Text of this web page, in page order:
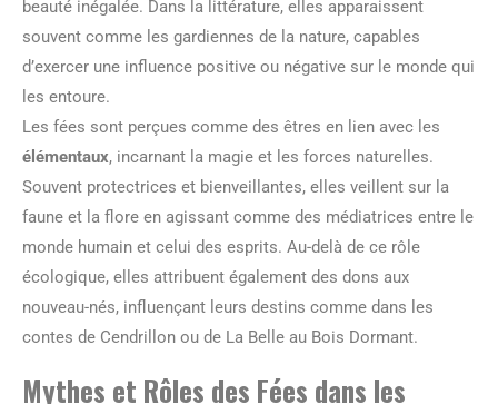
beauté inégalée. Dans la littérature, elles apparaissent
souvent comme les gardiennes de la nature, capables
d’exercer une influence positive ou négative sur le monde qui
les entoure.
Les fées sont perçues comme des êtres en lien avec les
élémentaux, incarnant la magie et les forces naturelles.
Souvent protectrices et bienveillantes, elles veillent sur la
faune et la flore en agissant comme des médiatrices entre le
monde humain et celui des esprits. Au-delà de ce rôle
écologique, elles attribuent également des dons aux
nouveau-nés, influençant leurs destins comme dans les
contes de Cendrillon ou de La Belle au Bois Dormant.
Mythes et Rôles des Fées dans les